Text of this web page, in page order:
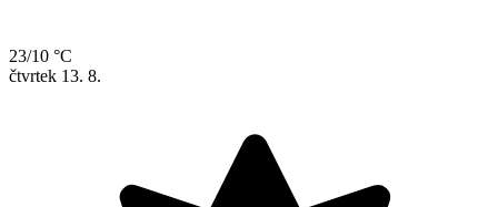
23/10 °C
čtvrtek 13. 8.